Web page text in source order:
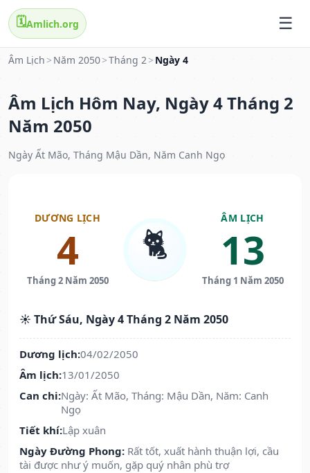
🗓️Amlich.org
Âm Lịch > Năm 2050>Tháng 2> Ngày 4
Âm Lịch Hôm Nay, Ngày 4 Tháng 2
Năm 2050
Ngày Ất Mão, Tháng Mậu Dần, Năm Canh Ngọ
DƯƠNG LỊCH
4
Tháng 2 Năm 2050
🐈
ÂM LỊCH
13
Tháng 1 Năm 2050
☀️ Thứ Sáu, Ngày 4 Tháng 2 Năm 2050
Dương lịch:04/02/2050
Âm lịch:13/01/2050
Can chi:Ngày: Ất Mão, Tháng: Mậu Dần, Năm: Canh
Ngọ
Tiết khí:Lập xuân
Ngày Đường Phong: Rất tốt, xuất hành thuận lợi, cầu
tài được như ý muốn, gặp quý nhân phù trợ